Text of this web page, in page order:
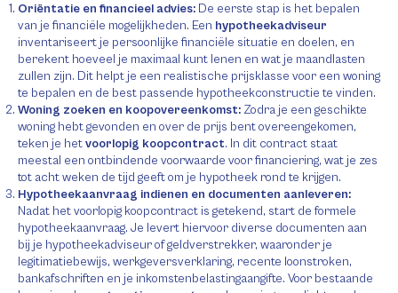
Oriëntatie en financieel advies: De eerste stap is het bepalen
van je financiële mogelijkheden. Een hypotheekadviseur
inventariseert je persoonlijke financiële situatie en doelen, en
berekent hoeveel je maximaal kunt lenen en wat je maandlasten
zullen zijn. Dit helpt je een realistische prijsklasse voor een woning
te bepalen en de best passende hypotheekconstructie te vinden.
Woning zoeken en koopovereenkomst: Zodra je een geschikte
woning hebt gevonden en over de prijs bent overeengekomen,
teken je hetvoorlopig koopcontract. In dit contract staat
meestal een ontbindende voorwaarde voor financiering, wat je zes
tot acht weken de tijd geeft om je hypotheek rond te krijgen.
Hypotheekaanvraag indienen en documenten aanleveren:
Nadat het voorlopig koopcontract is getekend, start de formele
hypotheekaanvraag. Je levert hiervoor diverse documenten aan
bij je hypotheekadviseur of geldverstrekker, waaronder je
legitimatiebewijs, werkgeversverklaring, recente loonstroken,
bankafschriften en je inkomstenbelastingaangifte. Voor bestaande